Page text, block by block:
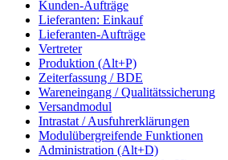
Kunden-Aufträge
Lieferanten: Einkauf
Lieferanten-Aufträge
Vertreter
Produktion (Alt+P)
Zeiterfassung / BDE
Wareneingang / Qualitätssicherung
Versandmodul
Intrastat / Ausfuhrerklärungen
Modulübergreifende Funktionen
Administration (Alt+D)